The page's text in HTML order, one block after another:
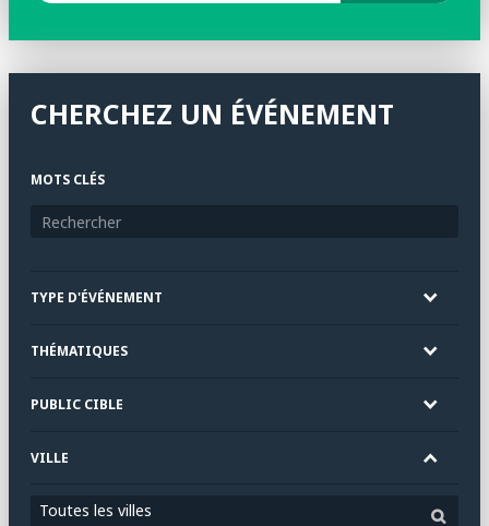
CHERCHEZ UN ÉVÉNEMENT
MOTS CLÉS
TYPE D'ÉVÉNEMENT
THÉMATIQUES
PUBLIC CIBLE
VILLE
Toutes les villes